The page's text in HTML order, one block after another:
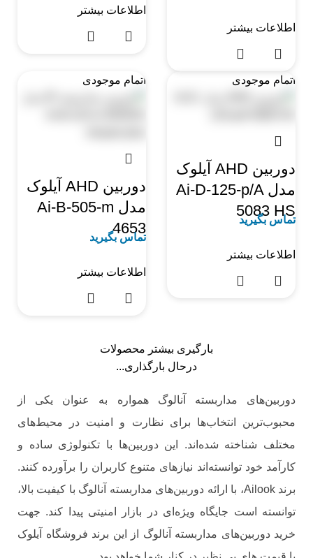
اطلاعات بیشتر
اطلاعات بیشتر
اتمام موجودی
دوربین AHD آیلوک
مدل Ai-D-125-p/A
5083 HS
تماس بگیرید
اطلاعات بیشتر
اتمام موجودی
دوربین AHD آیلوک
مدل Ai-B-505-m
4653
تماس بگیرید
اطلاعات بیشتر
بارگیری بیشتر محصولات
درحال بارگذاری...
دوربین‌های مداربسته آنالوگ همواره به عنوان یکی از
محبوب‌ترین انتخاب‌ها برای نظارت و امنیت در محیط‌های
مختلف شناخته شده‌اند. این دوربین‌ها با تکنولوژی ساده و
کارآمد خود توانسته‌اند نیازهای متنوع کاربران را برآورده کنند.
برند Ailook، با ارائه دوربین‌های مداربسته آنالوگ با کیفیت بالا،
توانسته است جایگاه ویژه‌ای در بازار امنیتی پیدا کند. جهت
خرید دوربین‌های مداربسته آنالوگ از این برند فروشگاه آیلوک